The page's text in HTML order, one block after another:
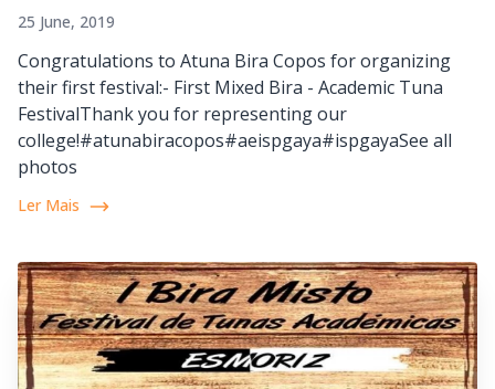
25 June, 2019
Congratulations to Atuna Bira Copos for organizing
their first festival:- First Mixed Bira - Academic Tuna
FestivalThank you for representing our
college!#atunabiracopos#aeispgaya#ispgayaSee all
photos
Ler Mais